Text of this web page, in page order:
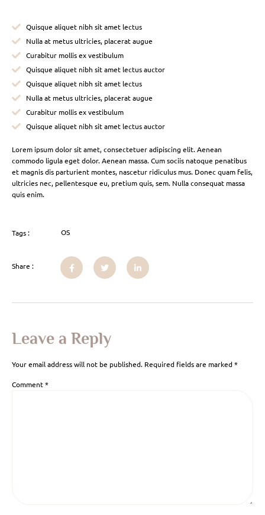
Quisque aliquet nibh sit amet lectus
Nulla at metus ultricies, placerat augue
Curabitur mollis ex vestibulum
Quisque aliquet nibh sit amet lectus auctor
Quisque aliquet nibh sit amet lectus
Nulla at metus ultricies, placerat augue
Curabitur mollis ex vestibulum
Quisque aliquet nibh sit amet lectus auctor
Lorem ipsum dolor sit amet, consectetuer adipiscing elit. Aenean
commodo ligula eget dolor. Aenean massa. Cum sociis natoque penatibus
et magnis dis parturient montes, nascetur ridiculus mus. Donec quam felis,
ultricies nec, pellentesque eu, pretium quis, sem. Nulla consequat massa
quis enim.
Tags : OS
Share :
Leave a Reply
Your email address will not be published. Required fields are marked*
Comment*